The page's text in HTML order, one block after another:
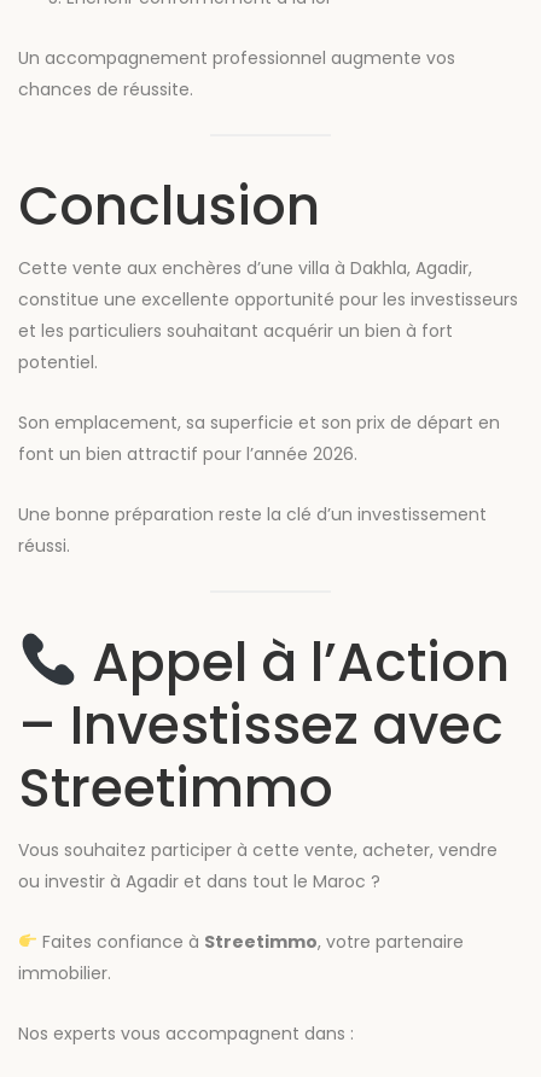
Un accompagnement professionnel augmente vos
chances de réussite.
Conclusion
Cette vente aux enchères d’une villa à Dakhla, Agadir,
constitue une excellente opportunité pour les investisseurs
et les particuliers souhaitant acquérir un bien à fort
potentiel.
Son emplacement, sa superficie et son prix de départ en
font un bien attractif pour l’année 2026.
Une bonne préparation reste la clé d’un investissement
réussi.
Appel à l’Action
– Investissez avec
Streetimmo
Vous souhaitez participer à cette vente, acheter, vendre
ou investir à Agadir et dans tout le Maroc ?
Faites confiance à Streetimmo, votre partenaire
immobilier.
Nos experts vous accompagnent dans :